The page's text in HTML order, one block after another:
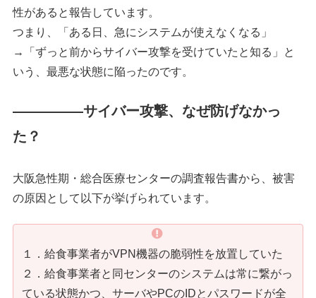
性があると報告しています。
つまり、「ある日、急にシステムが使えなくなる」
→「ずっと前からサイバー攻撃を受けていたと知る」と
いう、最悪な状態に陥ったのです。
―――――サイバー攻撃、なぜ防げなかっ
た？
大阪急性期・総合医療センターの調査報告書から、被害
の原因として以下が挙げられています。
１．給食事業者がVPN機器の脆弱性を放置していた
２．給食事業者と同センターのシステムは常に繋がっ
ている状態かつ、サーバやPCのIDとパスワードが全